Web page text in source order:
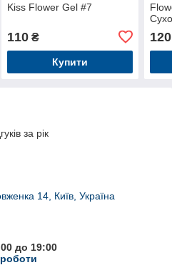
Kiss Flower Gel #7
110₴
Купити
120
за рік
14, Київ, Україна
до 19:00